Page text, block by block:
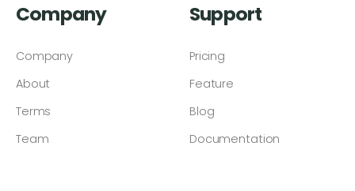
Company
Company
About
Terms
Team
Support
Pricing
Feature
Blog
Documentation